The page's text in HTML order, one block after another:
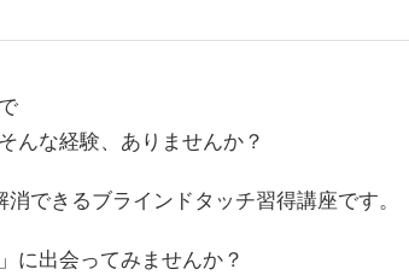
んな経験、ありませんか？
できるブラインドタッチ習得講座です。
に出会ってみませんか？